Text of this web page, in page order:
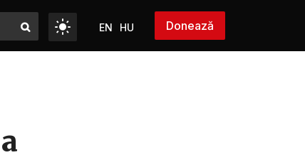
EN HU Donează